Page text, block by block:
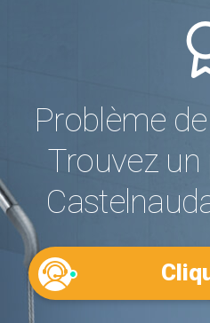
Problème
Trouvez